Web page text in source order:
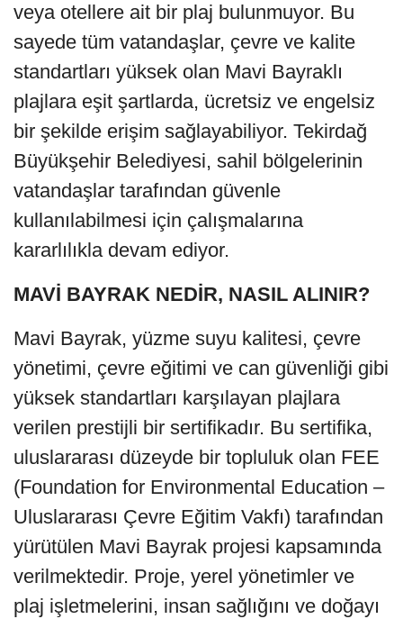
veya otellere ait bir plaj bulunmuyor. Bu
sayede tüm vatandaşlar, çevre ve kalite
standartları yüksek olan Mavi Bayraklı
plajlara eşit şartlarda, ücretsiz ve engelsiz
bir şekilde erişim sağlayabiliyor. Tekirdağ
Büyükşehir Belediyesi, sahil bölgelerinin
vatandaşlar tarafından güvenle
kullanılabilmesi için çalışmalarına
kararlılıkla devam ediyor.
MAVİ BAYRAK NEDİR, NASIL ALINIR?
Mavi Bayrak, yüzme suyu kalitesi, çevre
yönetimi, çevre eğitimi ve can güvenliği gibi
yüksek standartları karşılayan plajlara
verilen prestijli bir sertifikadır. Bu sertifika,
uluslararası düzeyde bir topluluk olan FEE
(Foundation for Environmental Education –
Uluslararası Çevre Eğitim Vakfı) tarafından
yürütülen Mavi Bayrak projesi kapsamında
verilmektedir. Proje, yerel yönetimler ve
plaj işletmelerini, insan sağlığını ve doğayı